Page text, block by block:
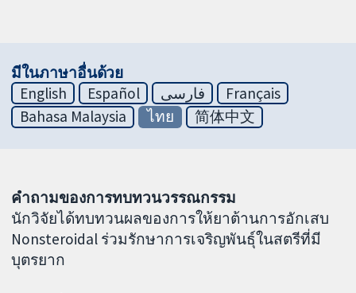
มีในภาษาอื่นด้วย
English
Español فارسی
Français
Bahasa Malaysia
ไทย 简体中文
คำถามของการทบทวนวรรณกรรม
นักวิจัยได้ทบทวนผลของการให้ยาต้านการอักเสบ
Nonsteroidal ร่วมรักษาการเจริญพันธุ์ในสตรีที่มี
บุตรยาก